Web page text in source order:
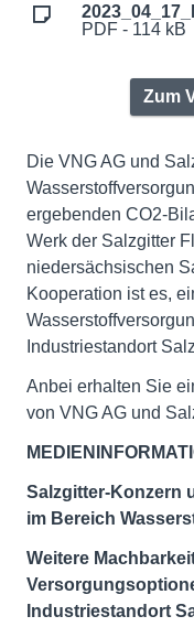
PDF - 114 kB
Zum
Die VNG AG und
ergebenden CO2-
Werk der Salzgitter
niedersächsischen
Kooperation ist es,
Industriestandort
Anbei erhalten Sie
von VNG AG und
Salzgitter-Konzern
im Bereich
Weitere
Industriestandort